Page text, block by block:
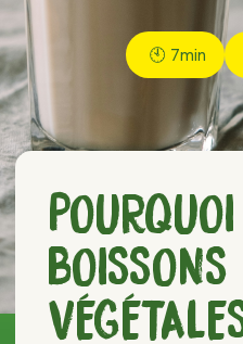
🕙 7min
BOISSONS